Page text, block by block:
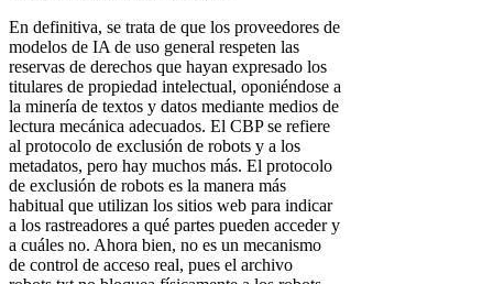
En definitiva, se trata de que los proveedores de
modelos de IA de uso general respeten las
reservas de derechos que hayan expresado los
titulares de propiedad intelectual, oponiéndose a
la minería de textos y datos mediante medios de
lectura mecánica adecuados. El CBP se refiere
al protocolo de exclusión de robots y a los
metadatos, pero hay muchos más. El protocolo
de exclusión de robots es la manera más
habitual que utilizan los sitios web para indicar
a los rastreadores a qué partes pueden acceder y
a cuáles no. Ahora bien, no es un mecanismo
de control de acceso real, pues el archivo